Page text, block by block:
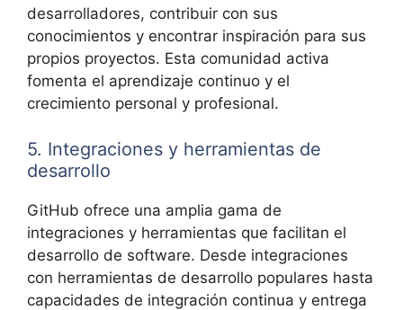
desarrolladores, contribuir con sus
conocimientos y encontrar inspiración para sus
propios proyectos. Esta comunidad activa
fomenta el aprendizaje continuo y el
crecimiento personal y profesional.
5. Integraciones y herramientas de
desarrollo
GitHub ofrece una amplia gama de
integraciones y herramientas que facilitan el
desarrollo de software. Desde integraciones
con herramientas de desarrollo populares hasta
capacidades de integración continua y entrega